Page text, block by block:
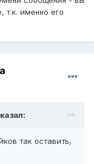
т.к. именно его
так оставить,